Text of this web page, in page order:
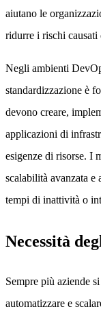
aiutano le
ridurre i rischi
Negli ambienti
standardizzazione è
devono creare,
applicazioni di
esigenze di risorse. I
scalabilità avanzata e
tempi di inattività o
Necessità
Sempre più aziende
automatizzare e